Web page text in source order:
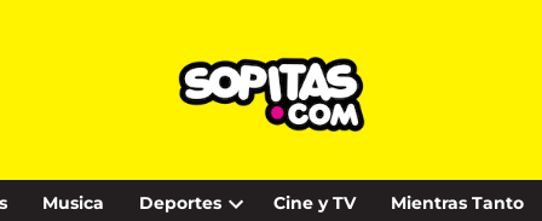
Musica Deportes Cine y TV Mientras Tanto